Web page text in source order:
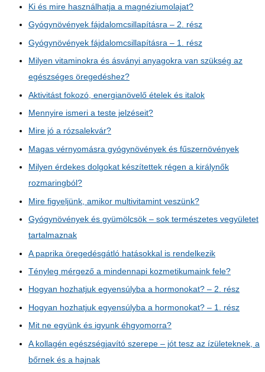
Ki és mire használhatja a magnéziumolajat?
Gyógynövények fájdalomcsillapításra – 2. rész
Gyógynövények fájdalomcsillapításra – 1. rész
Milyen vitaminokra és ásványi anyagokra van szükség az
egészséges öregedéshez?
Aktivitást fokozó, energianövelő ételek és italok
Mennyire ismeri a teste jelzéseit?
Mire jó a rózsalekvár?
Magas vérnyomásra gyógynövények és fűszernövények
Milyen érdekes dolgokat készítettek régen a királynők
rozmaringból?
Mire figyeljünk, amikor multivitamint veszünk?
Gyógynövények és gyümölcsök – sok természetes vegyületet
tartalmaznak
A paprika öregedésgátló hatásokkal is rendelkezik
Tényleg mérgező a mindennapi kozmetikumaink fele?
Hogyan hozhatjuk egyensúlyba a hormonokat? – 2. rész
Hogyan hozhatjuk egyensúlyba a hormonokat? – 1. rész
Mit ne együnk és igyunk éhgyomorra?
A kollagén egészségjavító szerepe – jót tesz az ízületeknek, a
bőrnek és a hajnak